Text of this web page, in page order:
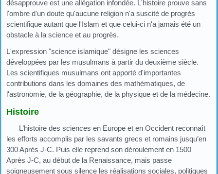
désapprouve est une allégation infondée. L'histoire prouve sans
l'ombre d'un doute qu'aucune religion n'a suscité de progrès
scientifique autant que l'Islam et que celui-ci n'a jamais été un
obstacle à la science et au progrès.
L'expression "science islamique" désigne les sciences
développées par les musulmans à partir du deuxième siècle.
Les scientifiques musulmans ont apporté d'importantes
contributions dans les domaines des mathématiques, de
l'astronomie, de la géographie, de la physique et de la médecine.
Histoire
L’histoire des sciences en Europe et en Occident reconnaît
les efforts accomplis par les savants grecs et romains jusqu’en
300 Après J-C. Puis elle reprend son déroulement en 1500
Après J-C, au début de la Renaissance, mais passe
soigneusement sous silence les réalisations sociales, politiques